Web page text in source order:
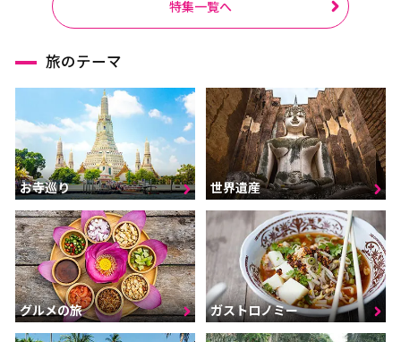
特集一覧へ
旅のテーマ
お寺巡り 世界遺産
グルメの旅 ガストロノミー